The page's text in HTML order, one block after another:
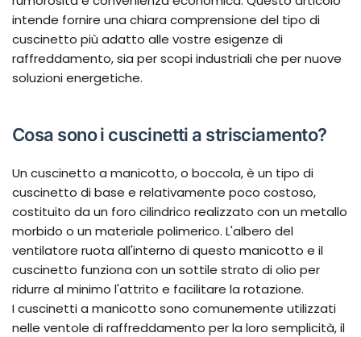
intende fornire una chiara comprensione del tipo di
cuscinetto più adatto alle vostre esigenze di
raffreddamento, sia per scopi industriali che per nuove
soluzioni energetiche.
Cosa sono i cuscinetti a strisciamento?
Un cuscinetto a manicotto, o boccola, è un tipo di
cuscinetto di base e relativamente poco costoso,
costituito da un foro cilindrico realizzato con un metallo
morbido o un materiale polimerico. L'albero del
ventilatore ruota all'interno di questo manicotto e il
cuscinetto funziona con un sottile strato di olio per
ridurre al minimo l'attrito e facilitare la rotazione.
I cuscinetti a manicotto sono comunemente utilizzati
nelle ventole di raffreddamento per la loro semplicità, il